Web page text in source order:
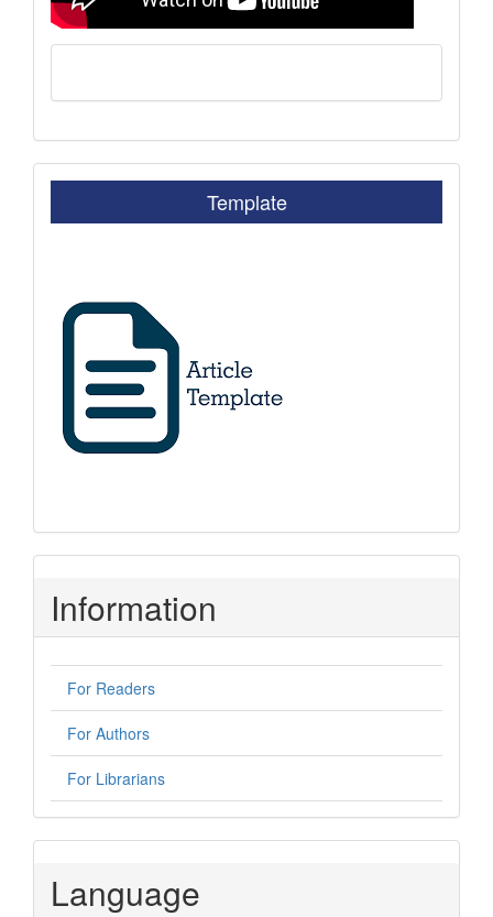
Template
Information
For Readers
For Authors
For Librarians
Language